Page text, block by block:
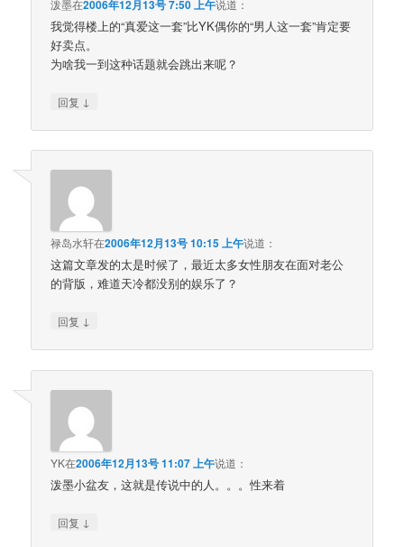
泼墨在2006年12月13号 7:50 上午说道：
我觉得楼上的“真爱这一套”比YK偶你的“男人这一套”肯定要
好卖点。
为啥我一到这种话题就会跳出来呢？
回复 ↓
禄岛水轩在2006年12月13号 10:15 上午说道：
这篇文章发的太是时候了，最近太多女性朋友在面对老公
的背版，难道天冷都没别的娱乐了？
回复 ↓
YK在2006年12月13号 11:07 上午说道：
泼墨小盆友，这就是传说中的人。。。性来着
回复 ↓